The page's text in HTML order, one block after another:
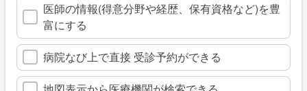
医師の情報(得意分野や経歴、保有資格など)を豊
富にする
病院なび上で直接 受診予約ができる